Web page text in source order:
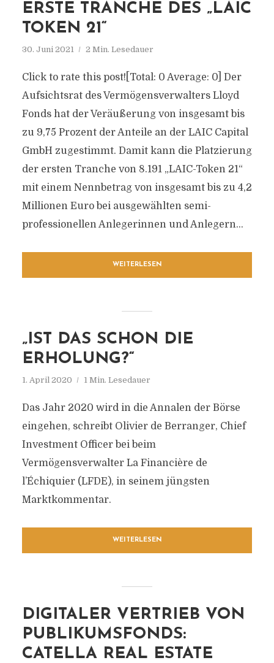
ERSTE TRANCHE DES „LAIC
TOKEN 21“
30. Juni 2021 2 Min. Lesedauer
Click to rate this post![Total: 0 Average: 0] Der
Aufsichtsrat des Vermögensverwalters Lloyd
Fonds hat der Veräußerung von insgesamt bis
zu 9,75 Prozent der Anteile an der LAIC Capital
GmbH zugestimmt. Damit kann die Platzierung
der ersten Tranche von 8.191 „LAIC-Token 21“
mit einem Nennbetrag von insgesamt bis zu 4,2
Millionen Euro bei ausgewählten semi-
professionellen Anlegerinnen und Anlegern...
WEITERLESEN
„IST DAS SCHON DIE
ERHOLUNG?“
1. April 2020 1 Min. Lesedauer
Das Jahr 2020 wird in die Annalen der Börse
eingehen, schreibt Olivier de Berranger, Chief
Investment Officer bei beim
Vermögensverwalter La Financière de
l’Échiquier (LFDE), in seinem jüngsten
Marktkommentar.
WEITERLESEN
DIGITALER VERTRIEB VON
PUBLIKUMSFONDS:
CATELLA REAL ESTATE